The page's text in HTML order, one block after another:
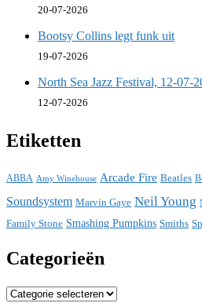
20-07-2026
Bootsy Collins legt funk uit
19-07-2026
North Sea Jazz Festival, 12-07-
12-07-2026
Etiketten
ABBA Amy Winehouse Arcade Fire Beatles
Soundsystem Marvin Gaye Neil Young
Family Stone Smashing Pumpkins Smiths
Categorieën
Categorieën